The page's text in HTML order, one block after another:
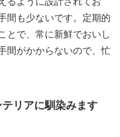
間も少ないです。定期的
とで、常に新鮮でおいし
間がかからないので、忙
リアに馴染みます